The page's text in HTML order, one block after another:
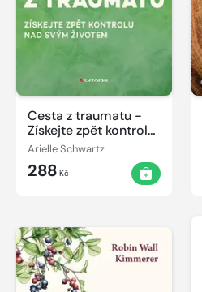
Cesta z traumatu -
Získejte zpět kontrolu
nad svým životem
Arielle Schwartz
288 Kč